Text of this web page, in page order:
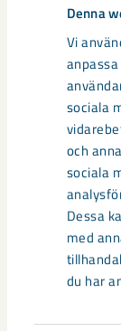
Denna
Vi
sociala
och
sociala
Dessa
med
du har
LKAB
Pressrelease
Gruva
Pressrelease